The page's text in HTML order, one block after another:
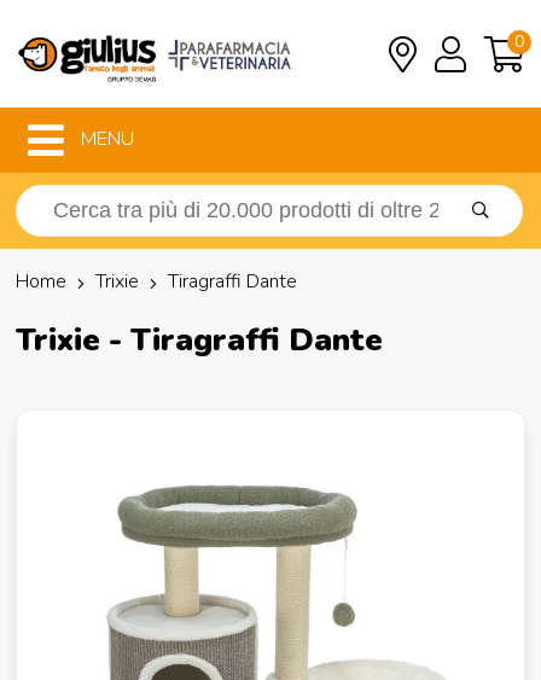
0
MENU
Home Trixie Tiragraffi Dante
Trixie - Tiragraffi Dante